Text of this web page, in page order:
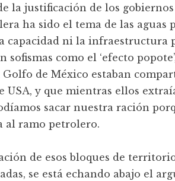
la justificación de los
ha sido el tema de las aguas
capacidad ni la infraestructura
sofismas como el ‘efecto
de México estaban
USA, y que mientras ellos
sacar nuestra ración
al ramo petrolero.
de esos bloques de
se está echando abajo el